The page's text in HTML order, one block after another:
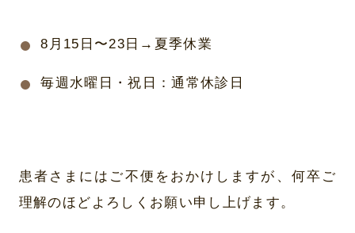
8月15日〜23日→夏季休業
毎週水曜日・祝日：通常休診日
患者さまにはご不便をおかけしますが、何卒ご
理解のほどよろしくお願い申し上げます。